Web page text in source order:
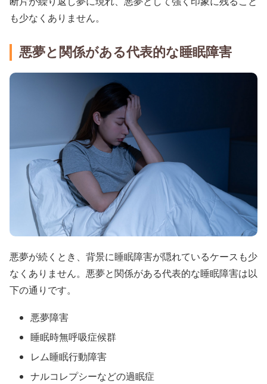
も少なくありません。
悪夢と関係がある代表的な睡眠障害
悪夢が続くとき、背景に睡眠障害が隠れているケースも少
なくありません。悪夢と関係がある代表的な睡眠障害は以
下の通りです。
悪夢障害
睡眠時無呼吸症候群
レム睡眠行動障害
ナルコレプシーなどの過眠症